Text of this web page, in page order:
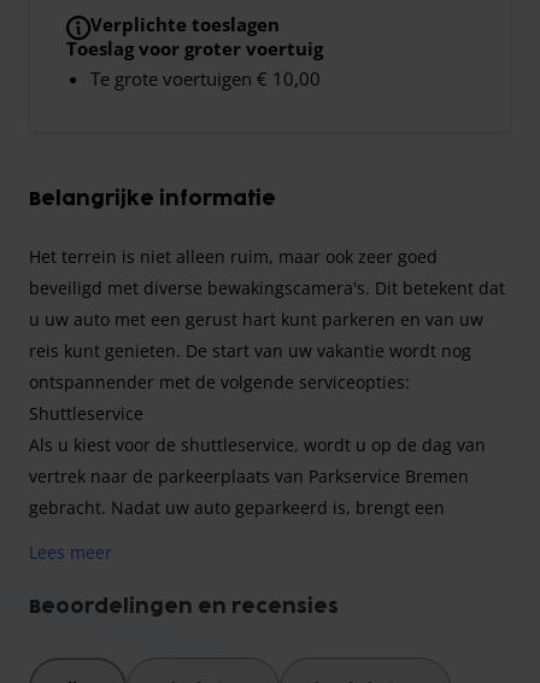
Verplichte toeslagen
Toeslag voor groter voertuig
Te grote voertuigen € 10,00
Belangrijke informatie
Het terrein is niet alleen ruim, maar ook zeer goed
beveiligd met diverse bewakingscamera's. Dit betekent dat
u uw auto met een gerust hart kunt parkeren en van uw
reis kunt genieten. De start van uw vakantie wordt nog
ontspannender met de volgende serviceopties:
Shuttleservice
Als u kiest voor de shuttleservice, wordt u op de dag van
vertrek naar de parkeerplaats van Parkservice Bremen
gebracht. Nadat uw auto geparkeerd is, brengt een
luchthaven en brengt u terug naar de parkeerplaats.
Valetservice is de meest comfortabele optie voor parkeren.
Lees meer
Beoordelingen en recensies